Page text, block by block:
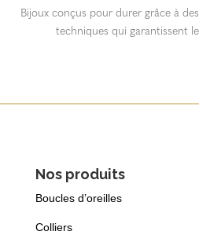
Bijoux conçus pour durer grâce à
techniques qui garantissent
Nos produits
Boucles d’oreilles
Colliers